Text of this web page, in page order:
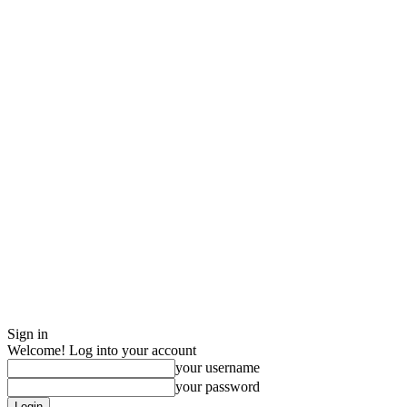
Sign in
Welcome! Log into your account
your username
your password